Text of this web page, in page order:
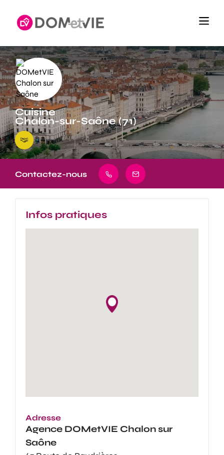
Cuisine
Chalon-sur-Saône (71)
Contactez-nous
Infos pratiques
Adresse
Agence DOMetVIE Chalon sur
Saône